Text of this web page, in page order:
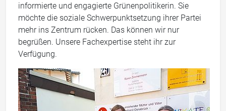
informierte und engagierte Grünenpolitikerin. Sie
möchte die soziale Schwerpunktsetzung ihrer Partei
mehr ins Zentrum rücken. Das können wir nur
begrüßen. Unsere Fachexpertise steht ihr zur
Verfügung.